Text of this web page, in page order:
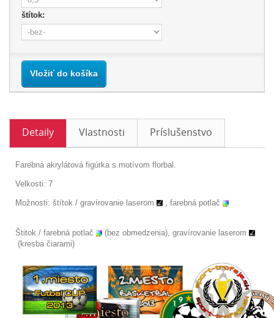
štítok:
Vložiť do košíka
Detaily Vlastnosti Príslušenstvo
Farebná akrylátová figúrka s motívom florbal.
Velkosti: 7
Možnosti: štítok / gravírovanie laserom , farebná potlač
Štitok / farebná potlač
(bez obmedzenia), gravírovanie laserom
(kresba čiarami)